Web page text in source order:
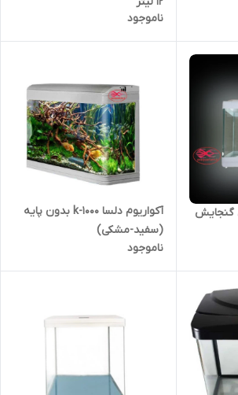
ناموجود
گنجایش
آکواریوم دلسا k-1000 بدون پایه
(سفید-مشکی)
ناموجود